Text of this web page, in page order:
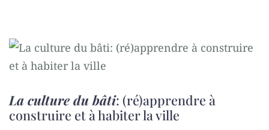
La culture du bâti: (ré)apprendre à
construire et à habiter la ville